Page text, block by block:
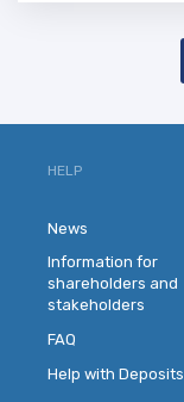
HELP
News
Information for
shareholders and
stakeholders
FAQ
Help with Deposits